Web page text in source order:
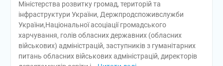
Міністерства розвитку громад, територій та
інфраструктури України, Держпродспоживслужби
України,Національної асоціації громадського
харчування, голів обласних державних (обласних
військових) адміністрацій, заступників з гуманітарних
питань обласних військових адміністрацій, директорів